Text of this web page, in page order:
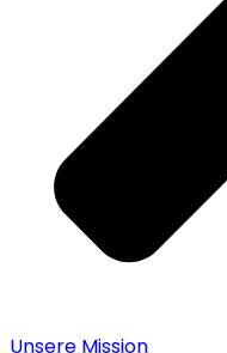
Unsere Mission